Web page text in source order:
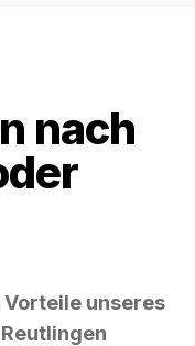
nach
Vorteile unseres